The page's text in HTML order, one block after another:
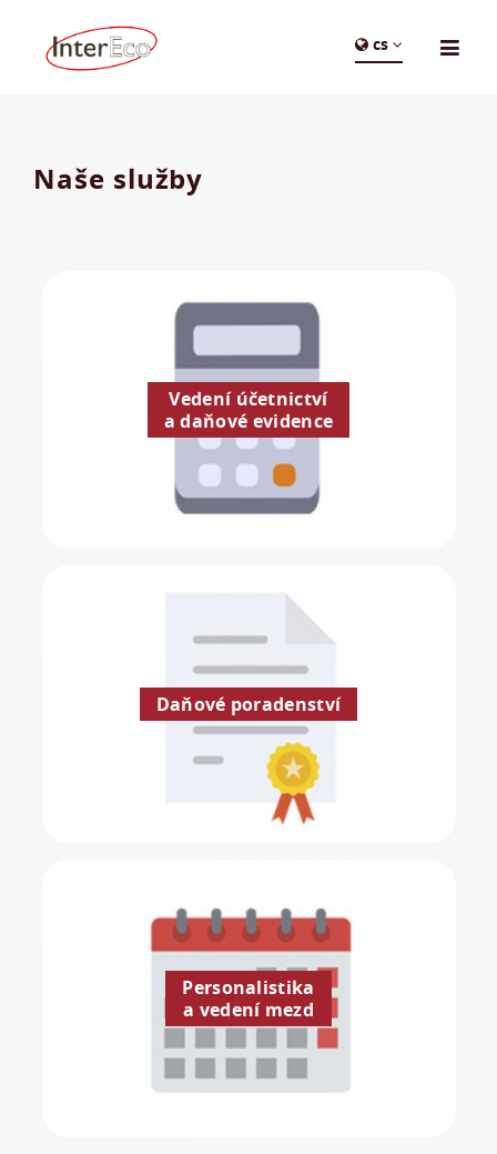
cs
Naše služby
Vedení účetnictví
a daňové evidence
Daňové poradenství
Personalistika
a vedení mezd